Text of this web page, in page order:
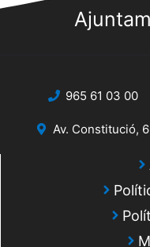
965 61 03 00
Av. Constitució, 6